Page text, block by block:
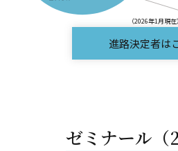
（2026年1月現在）
進路決定者は
ゼミナール（